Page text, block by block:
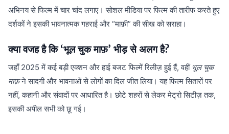
अभिनय से फिल्म में चार चांद लगाए। सोशल मीडिया पर फिल्म की तारीफ करते हुए
दर्शकों ने इसकी भावनात्मक गहराई और “माफ़ी” की सीख को सराहा।
क्या वजह है कि ‘भूल चुक माफ़’ भीड़ से अलग है?
जहाँ 2025 में कई बड़ी एक्शन और हाई बजट फिल्में रिलीज़ हुई हैं, वहीं भूल चुक
माफ़ने सादगी और भावनाओं से लोगों का दिल जीत लिया। यह फिल्म सितारों पर
नहीं, कहानी और संवादों पर आधारित है। छोटे शहरों से लेकर मेट्रो सिटीज़ तक,
इसकी अपील सभी को छू गई।